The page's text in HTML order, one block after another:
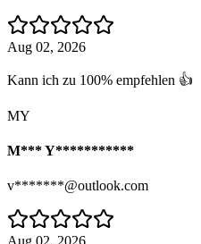
Aug 02, 2026
Kann ich zu 100% empfehlen 👍
MY
M*** Y***********
v*******@outlook.com